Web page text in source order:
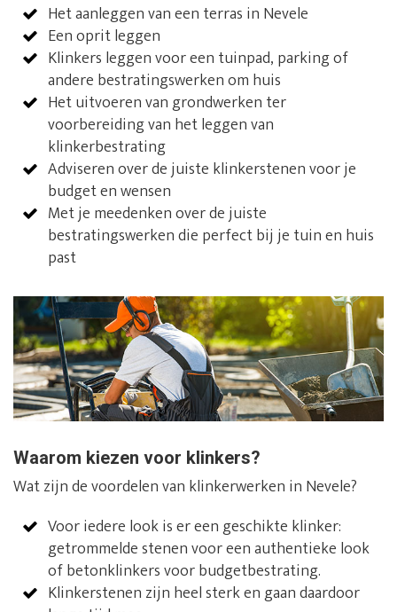
Het aanleggen van een terras in Nevele
Een oprit leggen
Klinkers leggen voor een tuinpad, parking of
andere bestratingswerken om huis
Het uitvoeren van grondwerken ter
voorbereiding van het leggen van
klinkerbestrating
Adviseren over de juiste klinkerstenen voor je
budget en wensen
Met je meedenken over de juiste
bestratingswerken die perfect bij je tuin en huis
past
Waarom kiezen voor klinkers?
Wat zijn de voordelen van klinkerwerken in Nevele?
Voor iedere look is er een geschikte klinker:
getrommelde stenen voor een authentieke look
of betonklinkers voor budgetbestrating.
Klinkerstenen zijn heel sterk en gaan daardoor